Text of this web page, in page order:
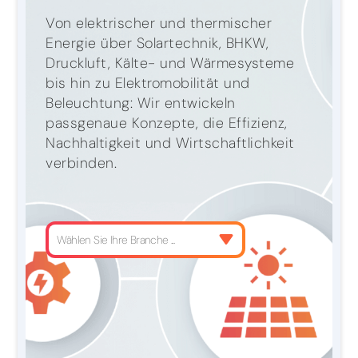
Von elektrischer und thermischer
Energie über Solartechnik, BHKW,
Druckluft, Kälte- und Wärmesysteme
bis hin zu Elektromobilität und
Beleuchtung: Wir entwickeln
passgenaue Konzepte, die Effizienz,
Nachhaltigkeit und Wirtschaftlichkeit
verbinden.
Wählen Sie Ihre Branche ...